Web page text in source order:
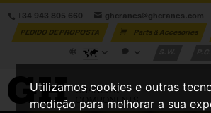
Utilizamos cookies e outras
medição para melhorar a sua
+34 943 805 660 ghcranes@ghcranes.com
PEDIDO DE PROPOSTA Parts & Accesories